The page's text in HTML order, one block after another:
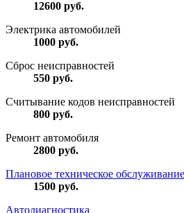
12600 руб.
Электрика автомобилей
1000 руб.
Сброс неисправностей
550 руб.
Считывание кодов неисправностей
800 руб.
Ремонт автомобиля
2800 руб.
Плановое техническое обслуживание
1500 руб.
Автодиагностика